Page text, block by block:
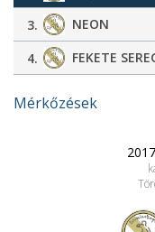
3.
NEON
4.
FEKETE
Mérkőzések